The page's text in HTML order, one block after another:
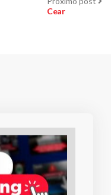
Cear